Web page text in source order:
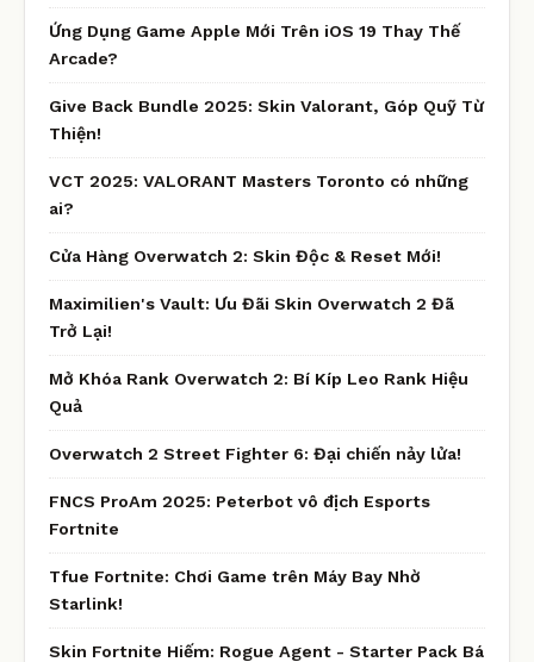
Ứng Dụng Game Apple Mới Trên iOS 19 Thay Thế
Arcade?
Give Back Bundle 2025: Skin Valorant, Góp Quỹ Từ
Thiện!
VCT 2025: VALORANT Masters Toronto có những
ai?
Cửa Hàng Overwatch 2: Skin Độc & Reset Mới!
Maximilien's Vault: Ưu Đãi Skin Overwatch 2 Đã
Trở Lại!
Mở Khóa Rank Overwatch 2: Bí Kíp Leo Rank Hiệu
Quả
Overwatch 2 Street Fighter 6: Đại chiến nảy lửa!
FNCS ProAm 2025: Peterbot vô địch Esports
Fortnite
Tfue Fortnite: Chơi Game trên Máy Bay Nhờ
Starlink!
Skin Fortnite Hiếm: Rogue Agent - Starter Pack Bá